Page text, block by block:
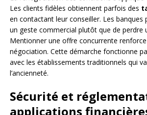
Les clients fidèles obtiennent parfois des
en contactant leur conseiller. Les banques
un geste commercial plutôt que de perdre
Mentionner une offre concurrente
négociation. Cette démarche fonctionne
avec les établissements traditionnels qui
l’ancienneté.
Sécurité et
applications